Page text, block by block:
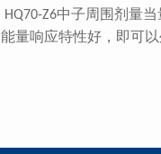
HQ70-Z6中子周围剂量当
能量响应特性好，即可